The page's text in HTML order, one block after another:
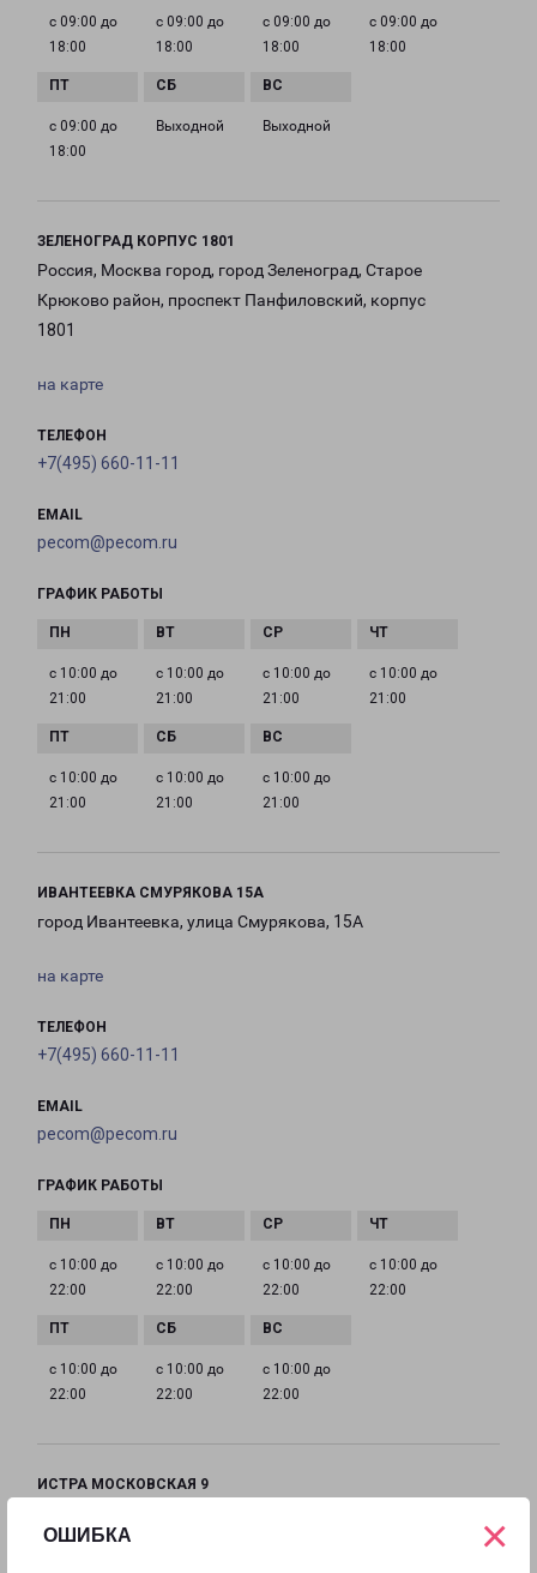
ОШИБКА ×
с 09:00 до
18:00
с 09:00 до
18:00
с 09:00 до
18:00
с 09:00 до
18:00
с 09:00 до
18:00
Выходной Выходной
ЗЕЛЕНОГРАД КОРПУС 1801
Россия, Москва город, город Зеленоград, Старое
Крюково район, проспект Панфиловский, корпус
1801
на карте
ТЕЛЕФОН
+7(495) 660-11-11
EMAIL
pecom@pecom.ru
ГРАФИК РАБОТЫ
с 10:00 до
21:00
с 10:00 до
21:00
с 10:00 до
21:00
с 10:00 до
21:00
с 10:00 до
21:00
с 10:00 до
21:00
с 10:00 до
21:00
ИВАНТЕЕВКА СМУРЯКОВА 15А
город Ивантеевка, улица Смурякова, 15А
на карте
ТЕЛЕФОН
+7(495) 660-11-11
EMAIL
pecom@pecom.ru
ГРАФИК РАБОТЫ
с 10:00 до
22:00
с 10:00 до
22:00
с 10:00 до
22:00
с 10:00 до
22:00
с 10:00 до
22:00
с 10:00 до
22:00
с 10:00 до
22:00
ИСТРА МОСКОВСКАЯ 9